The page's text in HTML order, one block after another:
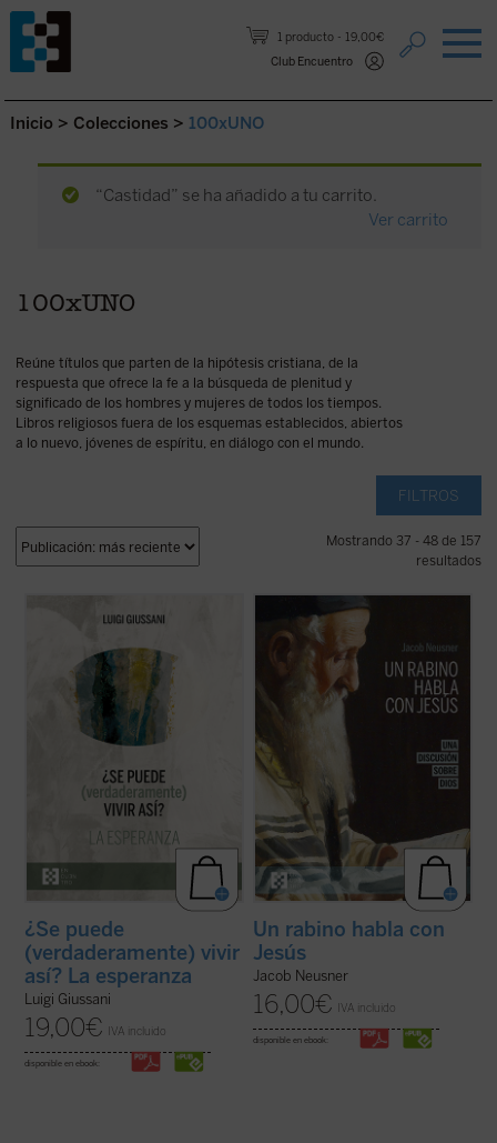
1 producto
19,00€
Club Encuentro
Saltar al contenido.
Inicio > Colecciones > 100xUNO
“Castidad” se ha añadido a tu carrito.
Ver carrito
100xUNO
Reúne títulos que parten de la hipótesis cristiana, de la
respuesta que ofrece la fe a la búsqueda de plenitud y
significado de los hombres y mujeres de todos los tiempos.
Libros religiosos fuera de los esquemas establecidos, abiertos
a lo nuevo, jóvenes de espíritu, en diálogo con el mundo.
FILTROS
Mostrando 37 - 48 de 157
resultados
Giussani, que la esperanza es una palabra
rica apertura a la realidad, el más rico
descubrimiento en la realidad, la mayor
exaltación de la realidad que el hombre ...
¿Se puede
(verdaderamente) vivir
así? La esperanza
Luigi Giussani
19,00€ IVA incluido
disponible en ebook:
Imagínate transportado dos mil años atrás,
a Galilea, justo en el momento en que Jesús
pronuncia su Sermón de la Montaña.
Después de escucharle, ¿abandonarías tus
convicciones religiosas y tu ideología para
seguirle, o te aferrarías a ...
(ver ficha)
Un rabino habla con
Jesús
Jacob Neusner
16,00€ IVA incluido
disponible en ebook: